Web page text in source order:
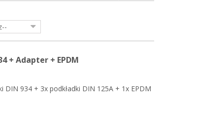
+ Adapter + EPDM
934 + 3x podkładki DIN 125A + 1x EPDM